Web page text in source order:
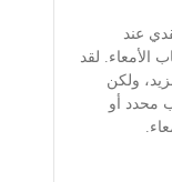
عند
الأمعاء. لقد
ولكن
محدد أو